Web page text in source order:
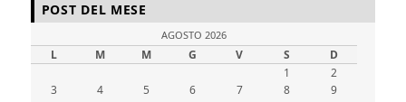
POST DEL MESE
AGOSTO 2026
L M M G V S
D
1
2
3
4 5 6 7 8
9